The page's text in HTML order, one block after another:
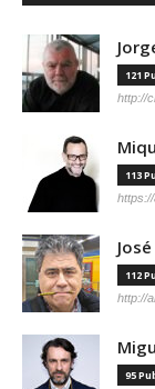
121
http://
113
112
http://
95